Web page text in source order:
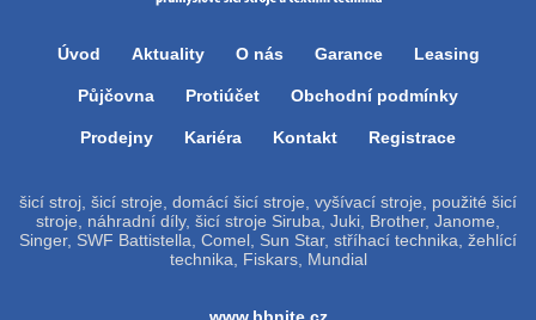
Úvod Aktuality O nás Garance Leasing
Půjčovna Protiúčet Obchodní podmínky
Prodejny Kariéra Kontakt Registrace
šicí stroj, šicí stroje, domácí šicí stroje, vyšívací stroje, použité šicí
stroje, náhradní díly, šicí stroje Siruba, Juki, Brother, Janome,
Singer, SWF Battistella, Comel, Sun Star, stříhací technika, žehlící
technika, Fiskars, Mundial
www.bbnite.cz